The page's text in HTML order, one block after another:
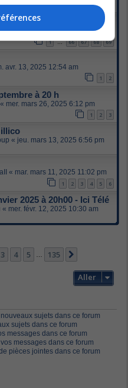
1 2 3
«mer. juin 25, 2025 1:10 pm
1 … 66 67 68 69
avr. 13, 2025 12:54 am
1 2
à 20 h
« mer. mars 26, 2025 6:12 pm
1 2 3
« jeu. mars 13, 2025 6:56 pm
« mar. mars 11, 2025 11:02 pm
1 2 3 4 5 6
2025 à 20h00 - Ici Télé
« mer. févr. 12, 2025 10:30 am
135
3 4 5 135
Aller
sujets dans ce forum
sujets dans ce forum
messages dans ce forum
messages dans ce forum
pièces jointes dans ce forum